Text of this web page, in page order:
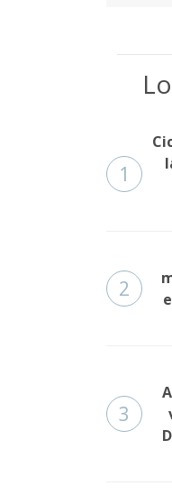
1
2
3